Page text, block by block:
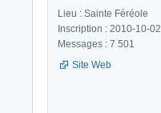
Lieu : Sainte Féréole
Inscription : 2010-10-02
Messages : 7 501
Site Web